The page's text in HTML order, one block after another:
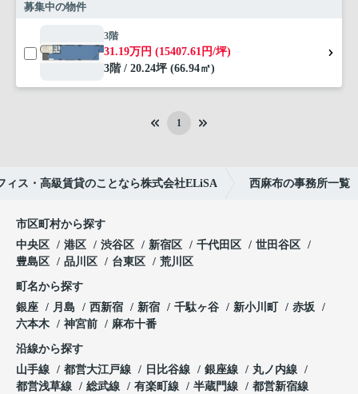
募集中の物件
3階
31.19万円 (15407.61円/坪)
3階 / 20.24坪 (66.94㎡)
1
ィス・高級賃貸のことなら株式会社ELiSA 西麻布の事務所一覧
市区町村から探す
中央区
港区 渋谷区 新宿区 千代田区
世田谷区
豊島区
品川区 台東区 荒川区
町名から探す
銀座
月島 西新宿 新宿 千駄ヶ谷 新小川町
赤坂
六本木
神宮前 麻布十番
沿線から探す
山手線
都営大江戸線 日比谷線 銀座線
丸ノ内線
都営浅草線
総武線 有楽町線 半蔵門線 都営新宿線